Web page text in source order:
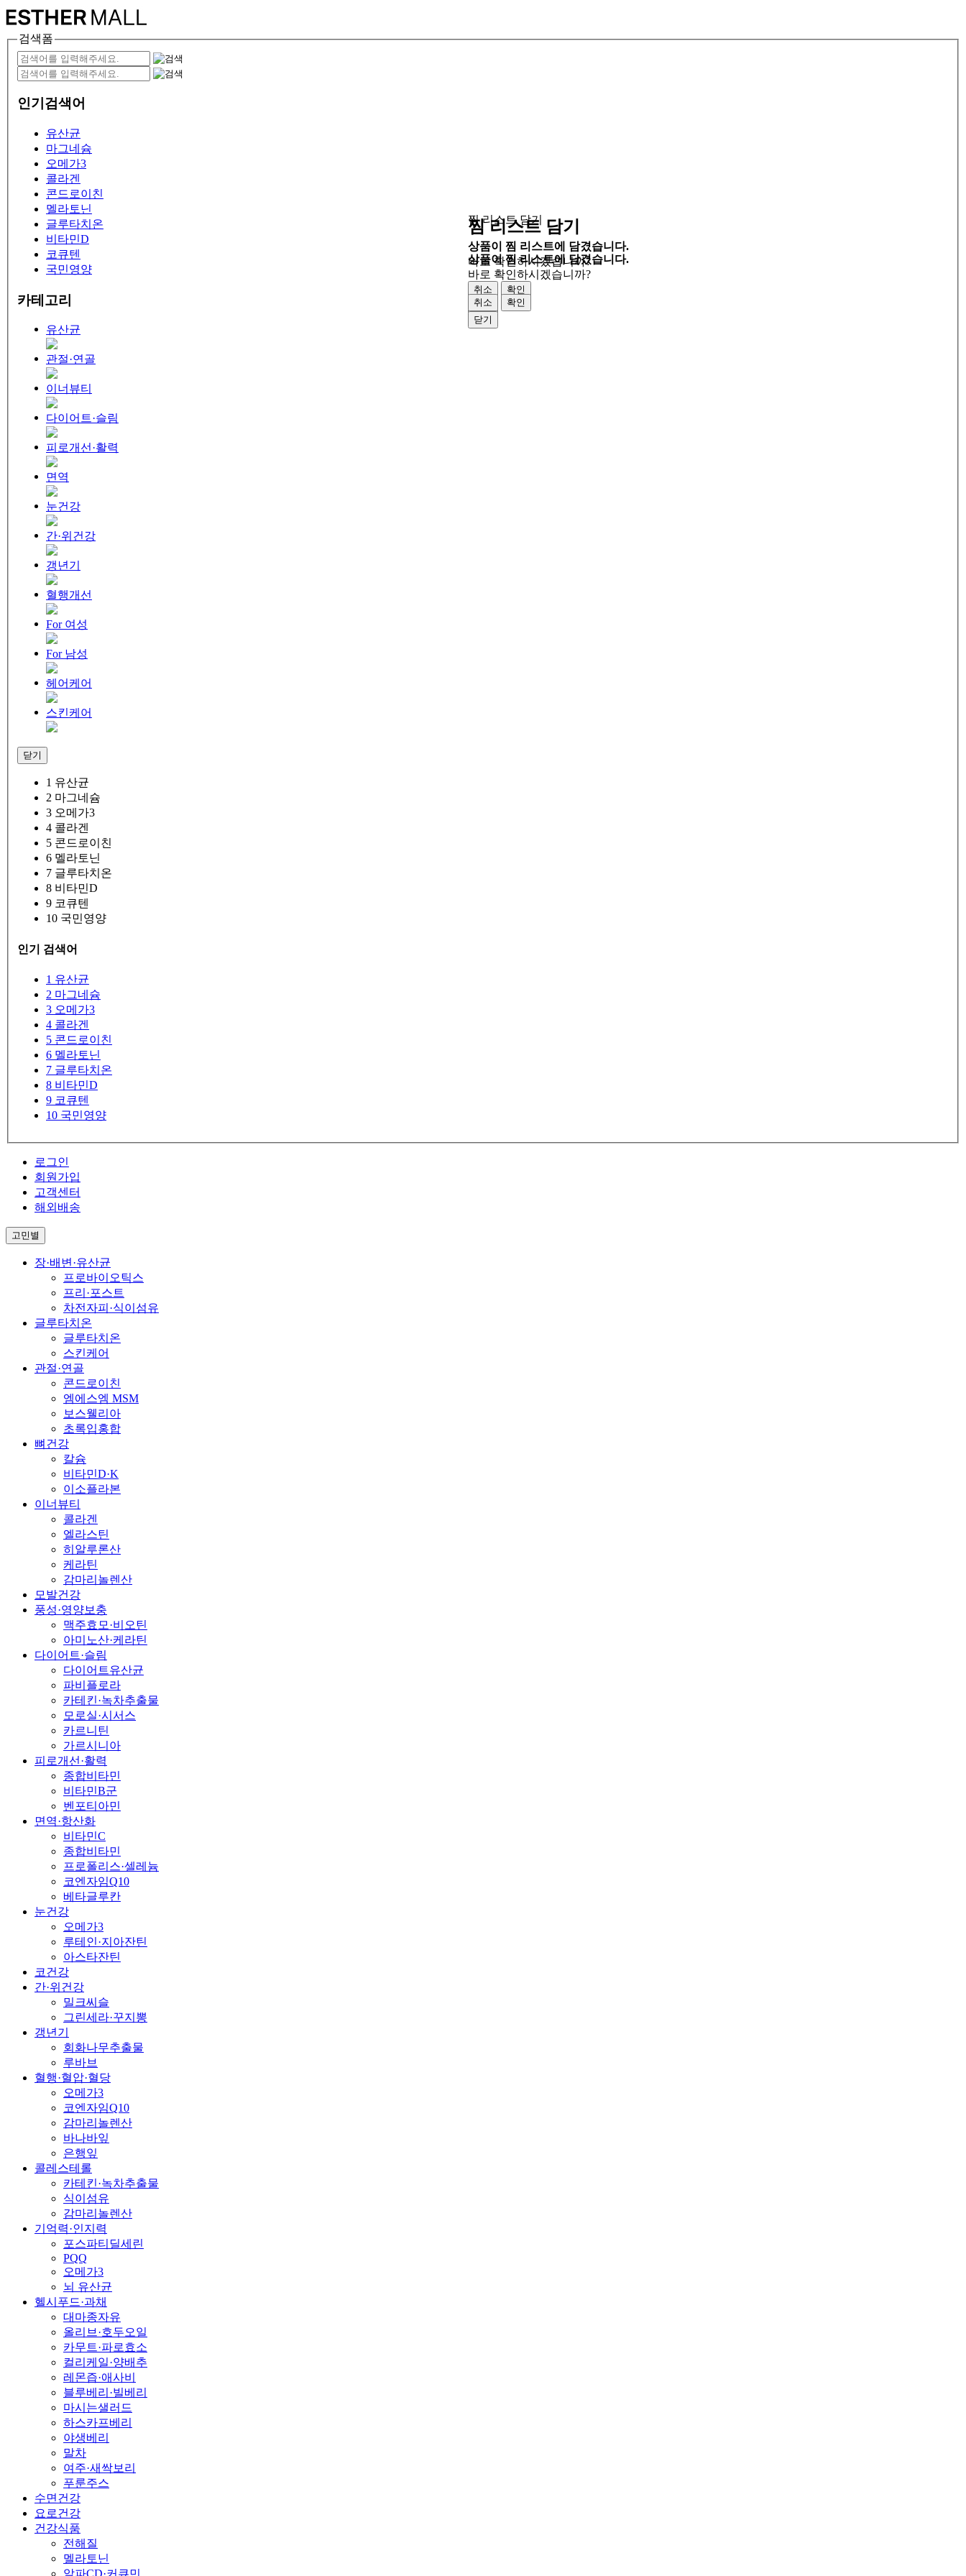
검색폼
인기검색어
유산균
마그네슘
오메가3
콜라겐
콘드로이친
멜라토닌
글루타치온
비타민D
코큐텐
국민영양
카테고리
유산균
관절·연골
이너뷰티
다이어트·슬림
피로개선·활력
면역
눈건강
간·위건강
갱년기
혈행개선
For 여성
For 남성
헤어케어
스킨케어
닫기
1 유산균
2 마그네슘
3 오메가3
4 콜라겐
5 콘드로이친
6 멜라토닌
7 글루타치온
8 비타민D
9 코큐텐
10 국민영양
인기 검색어
1 유산균
2 마그네슘
3 오메가3
4 콜라겐
5 콘드로이친
6 멜라토닌
7 글루타치온
8 비타민D
9 코큐텐
10 국민영양
로그인
회원가입
고객센터
해외배송
고민별
장·배변·유산균
프로바이오틱스
프리·포스트
차전자피·식이섬유
글루타치온
글루타치온
스킨케어
관절·연골
콘드로이친
엠에스엠 MSM
보스웰리아
초록입홍합
뼈건강
칼슘
비타민D·K
이소플라본
이너뷰티
콜라겐
엘라스틴
히알루론산
케라틴
감마리놀렌산
모발건강
풍성·영양보충
맥주효모·비오틴
아미노산·케라틴
다이어트·슬림
다이어트유산균
파비플로라
카테킨·녹차추출물
모로실·시서스
카르니틴
가르시니아
피로개선·활력
종합비타민
비타민B군
벤포티아민
면역·항산화
비타민C
종합비타민
프로폴리스·셀레늄
코엔자임Q10
베타글루칸
눈건강
오메가3
루테인·지아잔틴
아스타잔틴
코건강
간·위건강
밀크씨슬
그린세라·꾸지뽕
갱년기
회화나무추출물
루바브
혈행·혈압·혈당
오메가3
코엔자임Q10
감마리놀렌산
바나바잎
은행잎
콜레스테롤
카테킨·녹차추출물
식이섬유
감마리놀렌산
기억력·인지력
포스파티딜세린
PQQ
오메가3
뇌 유산균
헬시푸드·과채
대마종자유
올리브·호두오일
카무트·파로효소
컬리케일·양배추
레몬즙·애사비
블루베리·빌베리
마시는샐러드
하스카프베리
야생베리
말차
여주·새싹보리
푸룬주스
수면건강
요로건강
건강식품
전해질
멜라토닌
알파CD·커큐민
찜 리스트 담기
상품이 찜 리스트에 담겼습니다.
바로 확인하시겠습니까?
취소
확인
닫기
찜 리스트 담기
상품이 찜 리스트에 담겼습니다.
바로 확인하시겠습니까?
취소
확인
닫기